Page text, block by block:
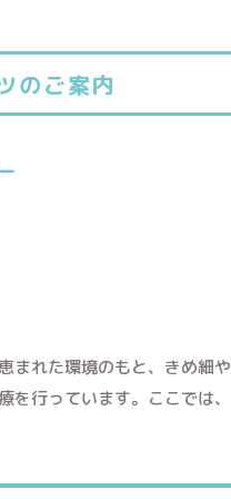
のご案内
まれた環境のもと、きめ細
を行っています。ここでは